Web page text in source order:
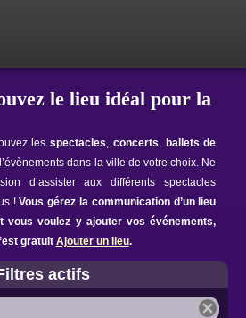
le lieu idéal pour la
lesspectacles, concerts, ballets de
dans la ville de votre choix. Ne
d’assister aux différents spectacles
!Vous gérez la communication d’un lieu
vous voulez y ajouter vos événements,
gratuit Ajouter un lieu.
actifs